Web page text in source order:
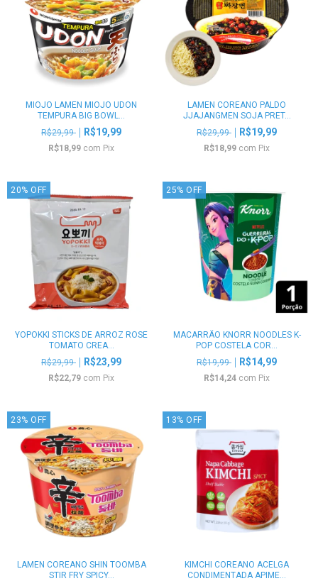
MIOJO LAMEN MIOJO UDON
TEMPURA BIG BOWL...
R$29,99
R$19,99
R$18,99 com Pix
LAMEN COREANO PALDO
JJAJANGMEN SOJA PRET...
R$29,99
R$19,99
R$18,99 com Pix
20% OFF
YOPOKKI STICKS DE ARROZ ROSE
TOMATO CREA...
R$29,99
R$23,99
R$22,79 com Pix
25% OFF
MACARRÃO KNORR NOODLES K-
POP COSTELA COR...
R$19,99
R$14,99
R$14,24 com Pix
23% OFF
LAMEN COREANO SHIN TOOMBA
STIR FRY SPICY...
13% OFF
KIMCHI COREANO ACELGA
CONDIMENTADA APIME...